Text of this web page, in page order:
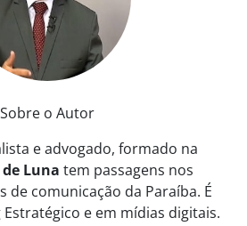
Sobre o Autor
e advogado, formado na
Luna tem passagens nos
de comunicação da Paraíba. É
e em mídias digitais.